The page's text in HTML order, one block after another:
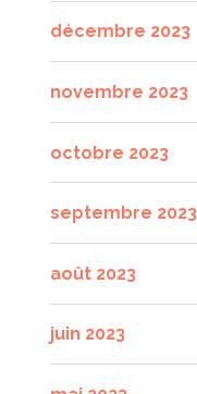
décembre 2023
novembre 2023
octobre 2023
septembre 2023
août 2023
juin 2023